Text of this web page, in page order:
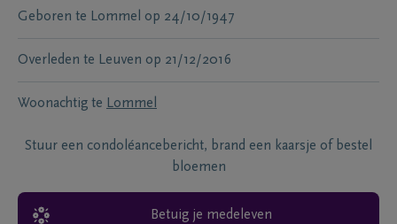
Geboren te Lommel op 24/10/1947
Overleden te Leuven op 21/12/2016
Woonachtig te Lommel
Stuur een condoléancebericht, brand een kaarsje of bestel
bloemen
Betuig je medeleven